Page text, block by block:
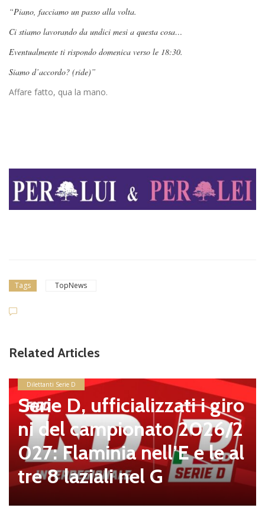
“Piano, facciamo un passo alla volta.
Ci stiamo lavorando da undici mesi a questa cosa…
Eventualmente ti rispondo domenica verso le 18:30.
Siamo d’accordo? (ride)”
Affare fatto, qua la mano.
Tags TopNews
Related Articles
i giro
2026/2
e le al
G
news in primo piano
Ostiamare,
ssi è il nuovo